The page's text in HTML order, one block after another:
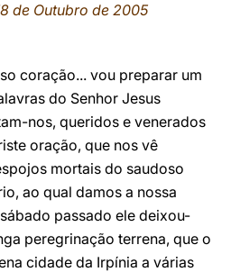
de Outubro de 2005
coração... vou preparar um
do Senhor Jesus
nos, queridos e venerados
oração, que nos vê
mortais do saudoso
ao qual damos a nossa
passado ele deixou-
peregrinação terrena, que o
cidade da Irpínia a várias